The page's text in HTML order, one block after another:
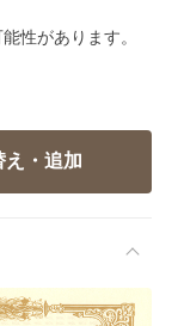
性があります。